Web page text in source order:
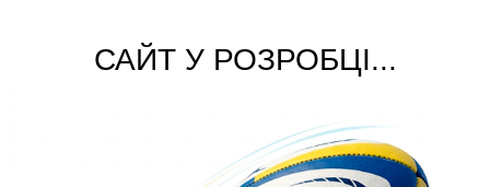
САЙТ У РОЗРОБЦІ...